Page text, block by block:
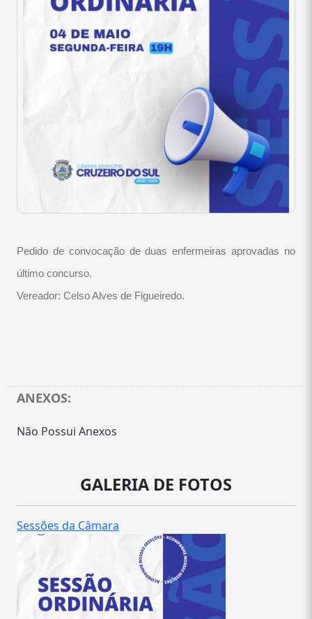
Pedido de convocação de duas enfermeiras aprovadas no
último concurso.
Vereador: Celso Alves de Figueiredo.
ANEXOS:
Não Possui Anexos
GALERIA DE FOTOS
Sessões da Câmara